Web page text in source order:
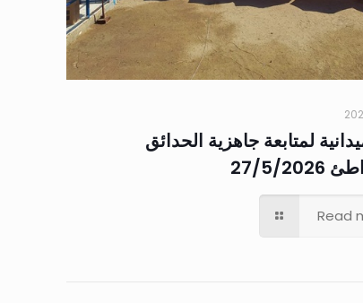
لمتابعة جاهزية الحدائق
5/2026
Read